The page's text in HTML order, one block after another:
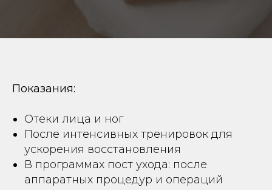
Показания:
Отеки лица и ног
После интенсивных тренировок для
ускорения восстановления
В программах пост ухода: после
аппаратных процедур и операций